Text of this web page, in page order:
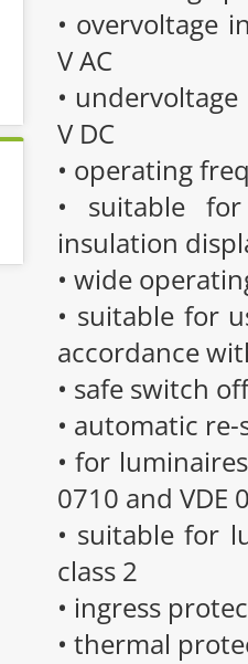
• overvoltage
V AC
•
V DC
• operating
• suitable
insulation
• wide
• suitable for
accordance
• safe switch
• automatic
• for
0710 and VDE
• suitable for
class 2
• ingress
• thermal